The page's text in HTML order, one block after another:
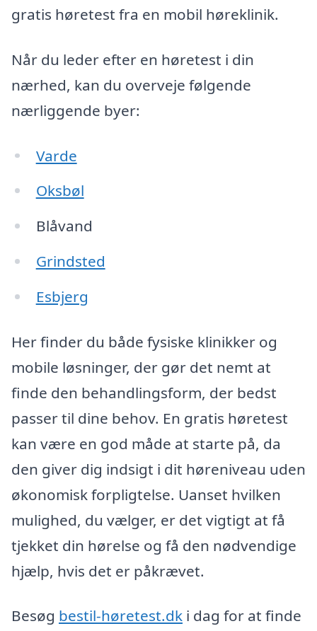
gratis høretest fra en mobil høreklinik.
Når du leder efter en høretest i din
nærhed, kan du overveje følgende
nærliggende byer:
Varde
Oksbøl
Blåvand
Grindsted
Esbjerg
Her finder du både fysiske klinikker og
mobile løsninger, der gør det nemt at
finde den behandlingsform, der bedst
passer til dine behov. En gratis høretest
kan være en god måde at starte på, da
den giver dig indsigt i dit høreniveau uden
økonomisk forpligtelse. Uanset hvilken
mulighed, du vælger, er det vigtigt at få
tjekket din hørelse og få den nødvendige
hjælp, hvis det er påkrævet.
Besøg bestil-høretest.dk i dag for at finde